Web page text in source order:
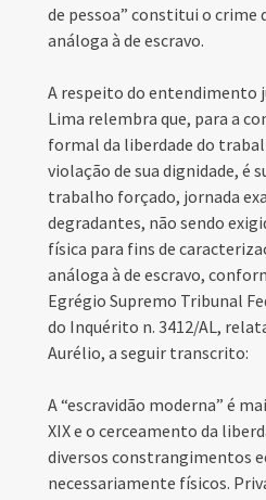
de pessoa” constitui o crime
análoga à de escravo.
A respeito do entendimento
Lima relembra que, para a
formal da liberdade do
violação de sua dignidade, é
trabalho forçado, jornada
degradantes, não sendo
física para fins de
análoga à de escravo,
Egrégio Supremo Tribunal
do Inquérito n. 3412/AL,
Aurélio, a seguir transcrito:
A “escravidão moderna” é
XIX e o cerceamento da
diversos constrangimentos
necessariamente físicos.